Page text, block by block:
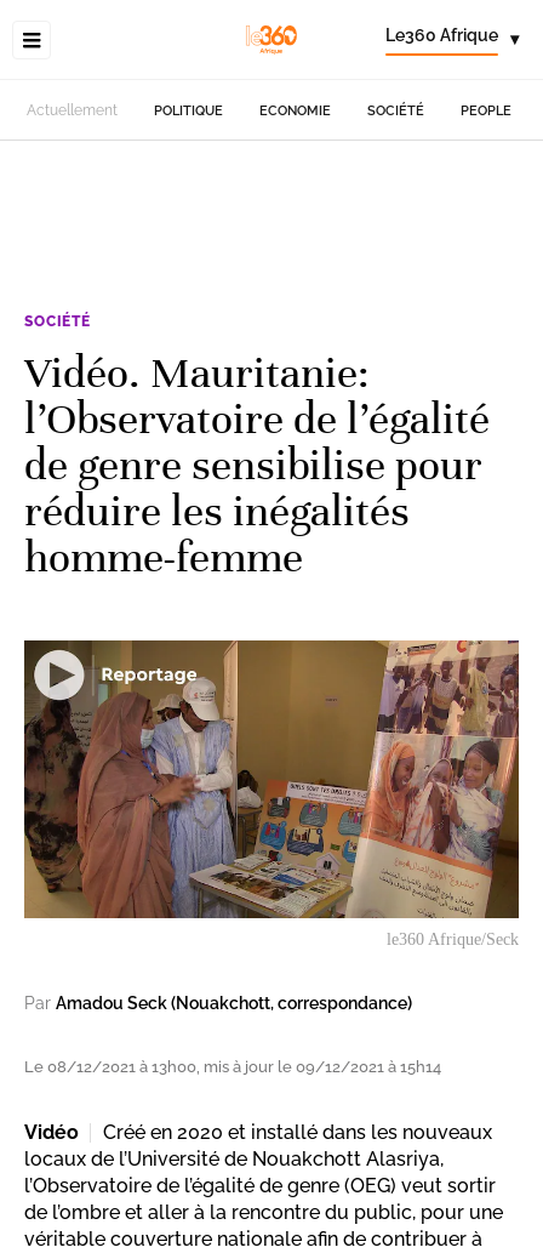
Le360 Afrique ▾
Actuellement POLITIQUE ECONOMIE SOCIÉTÉ PEOPLE
SOCIÉTÉ
Vidéo. Mauritanie:
l’Observatoire de l’égalité
de genre sensibilise pour
réduire les inégalités
homme-femme
le360 Afrique/Seck
Par Amadou Seck (Nouakchott, correspondance)
Le 08/12/2021 à 13h00, mis à jour le 09/12/2021 à 15h14
Vidéo
Créé en 2020 et installé dans les nouveaux
locaux de l’Université de Nouakchott Alasriya,
l’Observatoire de l’égalité de genre (OEG) veut sortir
de l’ombre et aller à la rencontre du public, pour une
véritable couverture nationale afin de contribuer à